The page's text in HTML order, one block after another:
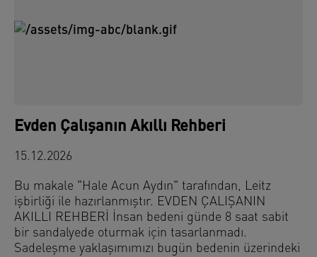
Evden Çalışanın Akıllı Rehberi
15.12.2026
Bu makale "Hale Acun Aydın" tarafından, Leitz
işbirliği ile hazırlanmıştır. EVDEN ÇALIŞANIN
AKILLI REHBERİ İnsan bedeni günde 8 saat sabit
bir sandalyede oturmak için tasarlanmadı.
Sadeleşme yaklaşımımızı bugün bedenin üzerindeki